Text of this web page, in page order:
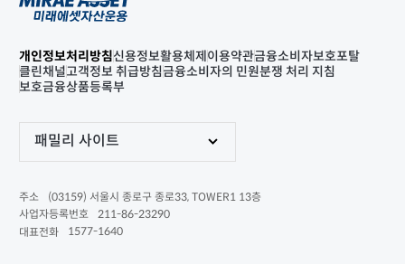
개인정보처리방침신용정보활용체제 이용약관금융소비자보호포탈
클린채널고객정보 취급방침금융소비자의 민원분쟁 처리 지침
보호금융상품등록부
패밀리 사이트
주소
(03159) 서울시 종로구 종로33, TOWER1 13층
사업자등록번호
211-86-23290
대표전화
1577-1640